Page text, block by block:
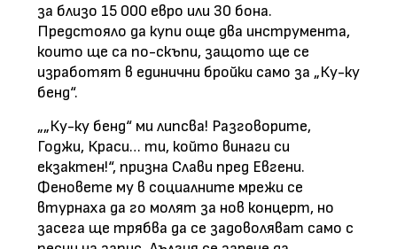
за близо 15 000 евро или 30 бона.
Предстояло да купи още два инструмента,
които ще са по-скъпи, защото ще се
изработят в единични бройки само за „Ку-ку
бенд“.
„„Ку-ку бенд“ ми липсва! Разговорите,
Годжи, Краси… ти, който винаги си
екзактен!“, призна Слави пред Евгени.
Феновете му в социалните мрежи се
втурнаха да го молят за нов концерт, но
засега ще трябва да се задоволяват само с